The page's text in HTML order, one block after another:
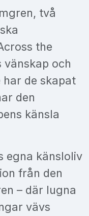
två
the
vänskap och
har de skapat
den
känsla
egna känsloliv
från den
– där lugna
vävs